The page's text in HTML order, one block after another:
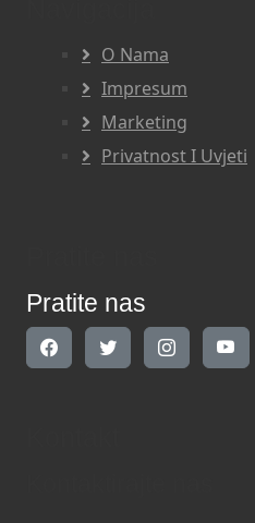
O Nama
Impresum
Marketing
Privatnost I Uvjeti
Pratite nas